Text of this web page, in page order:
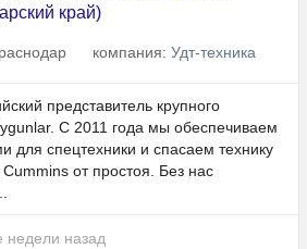
край)
компания: Удт-техника
представитель крупного
С 2011 года мы обеспечиваем
для спецтехники и спасаем технику
от простоя. Без нас
недели назад